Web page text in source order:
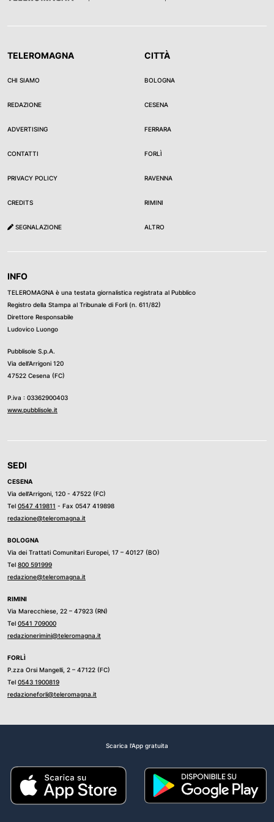
TELEROMAGNA
CHI SIAMO
REDAZIONE
ADVERTISING
CONTATTI
PRIVACY POLICY
CREDITS
SEGNALAZIONE
CITTÀ
BOLOGNA
CESENA
FERRARA
FORLÌ
RAVENNA
RIMINI
ALTRO
INFO
TELEROMAGNA è una testata giornalistica registrata al Pubblico
Registro della Stampa al Tribunale di Forli (n. 611/82)
Direttore Responsabile
Ludovico Luongo
Pubblisole S.p.A.
Via dell’Arrigoni 120
47522 Cesena (FC)
P.iva : 03362900403
www.pubblisole.it
SEDI
CESENA
Via dell’Arrigoni, 120 - 47522 (FC)
Tel 0547 419811 - Fax 0547 419898
redazione@teleromagna.it
BOLOGNA
Via dei Trattati Comunitari Europei, 17 – 40127 (BO)
Tel 800 591999
redazione@teleromagna.it
RIMINI
Via Marecchiese, 22 – 47923 (RN)
Tel 0541 709000
redazionerimini@teleromagna.it
FORLÌ
P.zza Orsi Mangelli, 2 – 47122 (FC)
Tel 0543 1900819
redazioneforli@teleromagna.it
Scarica l'App gratuita